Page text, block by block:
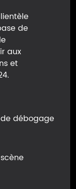
de
aux
et
débogage